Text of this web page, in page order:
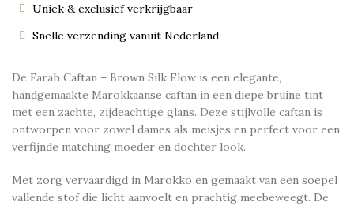
Uniek & exclusief verkrijgbaar
Snelle verzending vanuit Nederland
De Farah Caftan – Brown Silk Flow is een elegante,
handgemaakte Marokkaanse caftan in een diepe bruine tint
met een zachte, zijdeachtige glans. Deze stijlvolle caftan is
ontworpen voor zowel dames als meisjes en perfect voor een
verfijnde matching moeder en dochter look.
Met zorg vervaardigd in Marokko en gemaakt van een soepel
vallende stof die licht aanvoelt en prachtig meebeweegt. De